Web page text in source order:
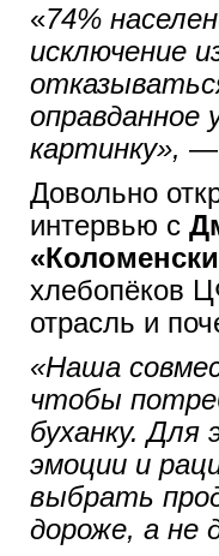
«74%
исключение
оправданное
картинку», —
Довольно
интервью с
хлебопёков
отрасль и
«Наша
чтобы
буханку. Для
эмоции и
выбрать
дороже, а не